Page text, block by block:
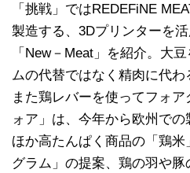
「挑戦」ではREDEFiNE
製造する、3Dプリンターを
「New－Meat」を紹介。大
ムの代替ではなく精肉に代わ
また鶏レバーを使ってフォ
ォア」は、今年から欧州で
ほか高たんぱく商品の「鶏
グラム」の提案、鶏の羽や